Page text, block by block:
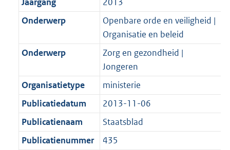
a
K
b
2
K
b
Onderwerp
Openbare orde en veiligheid |
Organisatie en beleid
Onderwerp
Zorg en gezondheid |
Jongeren
Organisatietype
ministerie
Publicatiedatum
2013-11-06
Publicatienaam
Staatsblad
Publicatienummer
435